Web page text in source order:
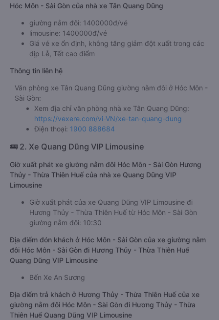
Hóc Môn - Sài Gòn của nhà xe Tân Quang Dũng
giường nằm đôi: 1400000đ/vé
limousine: 1400000đ/vé
Giá vé xe ổn định, không tăng giảm đột xuất trong các
dịp Lễ, Tết cao điểm
Thông tin liên hệ
Văn phòng xe Tân Quang Dũng giường nằm đôi ở Hóc Môn -
Sài Gòn:
Xem địa chỉ văn phòng nhà xe Tân Quang Dũng:
https://vexere.com/vi-VN/xe-tan-quang-dung
Điện thoại: 1900 888684
🚌 2. Xe Quang Dũng VIP Limousine
Giờ xuất phát xe giường nằm đôi Hóc Môn - Sài Gòn Hương
Thủy - Thừa Thiên Huế của nhà xe Quang Dũng VIP
Limousine
Giờ xuất phát của xe Quang Dũng VIP Limousine đi
Hương Thủy - Thừa Thiên Huế từ Hóc Môn - Sài Gòn
giường nằm đôi: 10:30
Địa điểm đón khách ở Hóc Môn - Sài Gòn của xe giường nằm
đôi Hóc Môn - Sài Gòn đi Hương Thủy - Thừa Thiên Huế
Quang Dũng VIP Limousine
Bến Xe An Sương
Địa điểm trả khách ở Hương Thủy - Thừa Thiên Huế của xe
giường nằm đôi Hóc Môn - Sài Gòn đi Hương Thủy - Thừa
Thiên Huế Quang Dũng VIP Limousine